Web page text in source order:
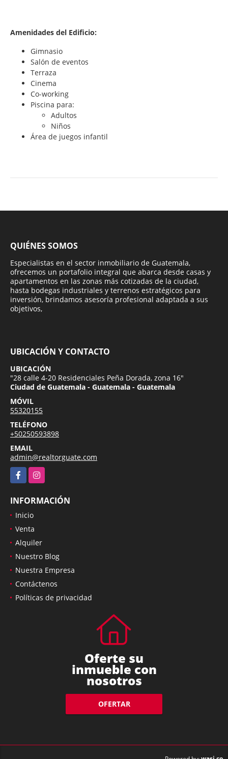
Amenidades del Edificio:
Gimnasio
Salón de eventos
Terraza
Cinema
Co-working
Piscina para:
Adultos
Niños
Área de juegos infantil
QUIÉNES SOMOS
Especialistas en el sector inmobiliario de Guatemala,
ofrecemos un portafolio integral que abarca desde casas y
apartamentos en las zonas más cotizadas de la ciudad,
hasta bodegas industriales y terrenos estratégicos para
inversión, brindamos asesoría profesional adaptada a sus
objetivos,
UBICACIÓN Y CONTACTO
UBICACIÓN
"28 calle 4-20 Residenciales Peña Dorada, zona 16"
Ciudad de Guatemala - Guatemala - Guatemala
MÓVIL
55320155
TELÉFONO
+50250593898
EMAIL
admin@realtorguate.com
FacebookInstagram
INFORMACIÓN
Inicio
Venta
Alquiler
Nuestro Blog
Nuestra Empresa
Contáctenos
Políticas de privacidad
Oferte su
inmueble con
nosotros
OFERTAR